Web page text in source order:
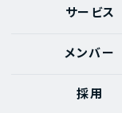
サービス
メンバー
採用